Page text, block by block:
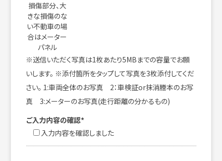
損傷部分、大
きな損傷のな
い不動車の場
合はメーター
パネル
※送信いただく写真は1枚あたり5MBまでの容量でお願
いします。 ※添付箇所をタップして写真を3枚添付してくだ
さい。 1:車両全体のお写真 2：車検証or抹消謄本のお写
真 3:メーターのお写真(走行距離の分かるもの)
ご入力内容の確認*
入力内容を確認しました